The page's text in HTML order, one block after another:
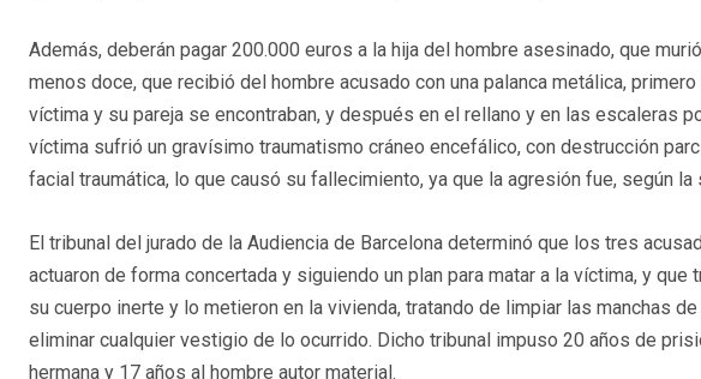
Además, deberán pagar 200.000 euros a la hija del hombre asesinado, que
menos doce, que recibió del hombre acusado con una palanca metálica,
víctima y su pareja se encontraban, y después en el rellano y en las escaleras
víctima sufrió un gravísimo traumatismo cráneo encefálico, con destrucción
facial traumática, lo que causó su fallecimiento, ya que la agresión fue, según
El tribunal del jurado de la Audiencia de Barcelona determinó que los tres
actuaron de forma concertada y siguiendo un plan para matar a la víctima, y que
su cuerpo inerte y lo metieron en la vivienda, tratando de limpiar las manchas
eliminar cualquier vestigio de lo ocurrido. Dicho tribunal impuso 20 años de
hermana y 17 años al hombre autor material.